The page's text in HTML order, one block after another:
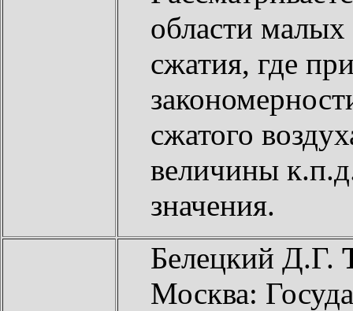
области малых
сжатия, где
сжатого
величины
значения.
Белецкий Д.Г.
Москва: